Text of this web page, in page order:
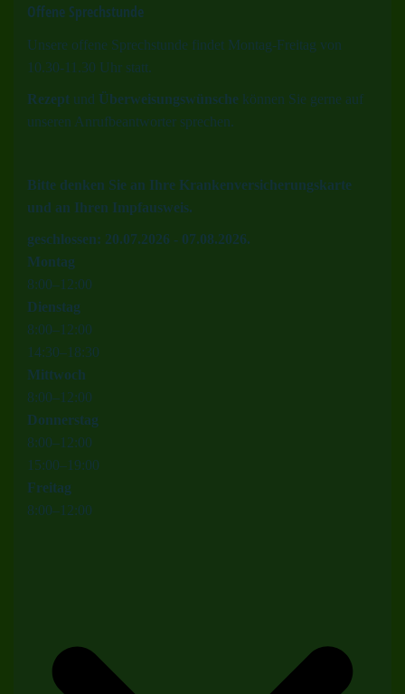
Offene Sprechstunde
Unsere offene Sprechstunde findet Montag-Freitag von
10.30-11.30 Uhr statt.
Rezept und Überweisungswünsche können Sie gerne auf
unseren Anrufbeantworter sprechen.
Bitte denken Sie an Ihre Krankenversicherungskarte
und an Ihren Impfausweis.
geschlossen: 20.07.2026 - 07.08.2026.
Montag
8:00–12:00
Dienstag
8:00–12:00
14:30–18:30
Mittwoch
8:00–12:00
Donnerstag
8:00–12:00
15:00–19:00
Freitag
8:00–12:00